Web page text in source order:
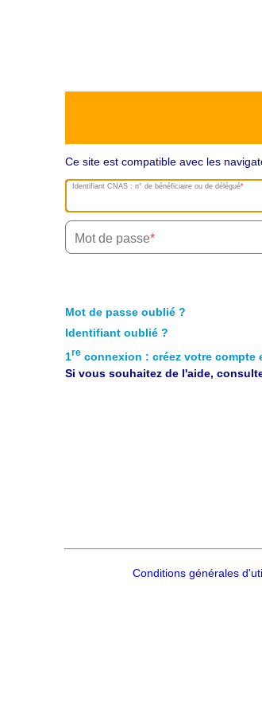
Ce site est compatible avec les
Identifiant CNAS : n° de bénéficiaire ou de délégué
Mot de passe
Mot de passe oublié ?
Identifiant oublié ?
1re connexion : créez votre compte
Si vous souhaitez de l'aide,
Conditions générales